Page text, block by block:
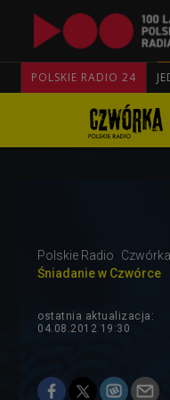
POLSKIE RADIO 24
Polskie Radio
Czwórka
Śniadanie w Czwórce
ostatnia aktualizacja:
04.08.2012 19:30